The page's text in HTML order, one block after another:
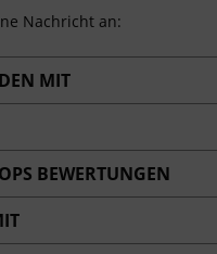
Nachricht an:
MIT
BEWERTUNGEN